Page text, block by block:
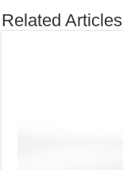
Related Articles